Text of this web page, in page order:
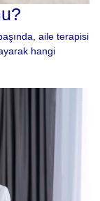
aile terapisi
hangi